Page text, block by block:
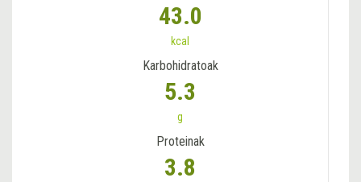
43.0
kcal
Karbohidratoak
5.3
g
Proteinak
3.8